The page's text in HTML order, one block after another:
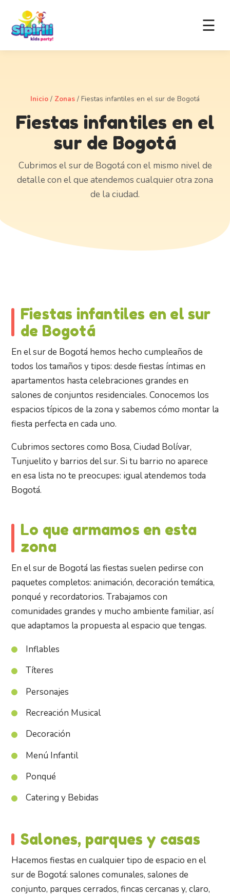
☰
Inicio / Zonas / Fiestas infantiles en el sur de Bogotá
Fiestas infantiles en el
sur de Bogotá
Cubrimos el sur de Bogotá con el mismo nivel de
detalle con el que atendemos cualquier otra zona
de la ciudad.
Fiestas infantiles en el sur
de Bogotá
En el sur de Bogotá hemos hecho cumpleaños de
todos los tamaños y tipos: desde fiestas íntimas en
apartamentos hasta celebraciones grandes en
salones de conjuntos residenciales. Conocemos los
espacios típicos de la zona y sabemos cómo montar la
fiesta perfecta en cada uno.
Cubrimos sectores como Bosa, Ciudad Bolívar,
Tunjuelito y barrios del sur. Si tu barrio no aparece
en esa lista no te preocupes: igual atendemos toda
Bogotá.
Lo que armamos en esta
zona
En el sur de Bogotá las fiestas suelen pedirse con
paquetes completos: animación, decoración temática,
ponqué y recordatorios. Trabajamos con
comunidades grandes y mucho ambiente familiar, así
que adaptamos la propuesta al espacio que tengas.
Inflables
Títeres
Personajes
Recreación Musical
Decoración
Menú Infantil
Ponqué
Catering y Bebidas
Salones, parques y casas
Hacemos fiestas en cualquier tipo de espacio en el
sur de Bogotá: salones comunales, salones de
conjunto, parques cerrados, fincas cercanas y, claro,